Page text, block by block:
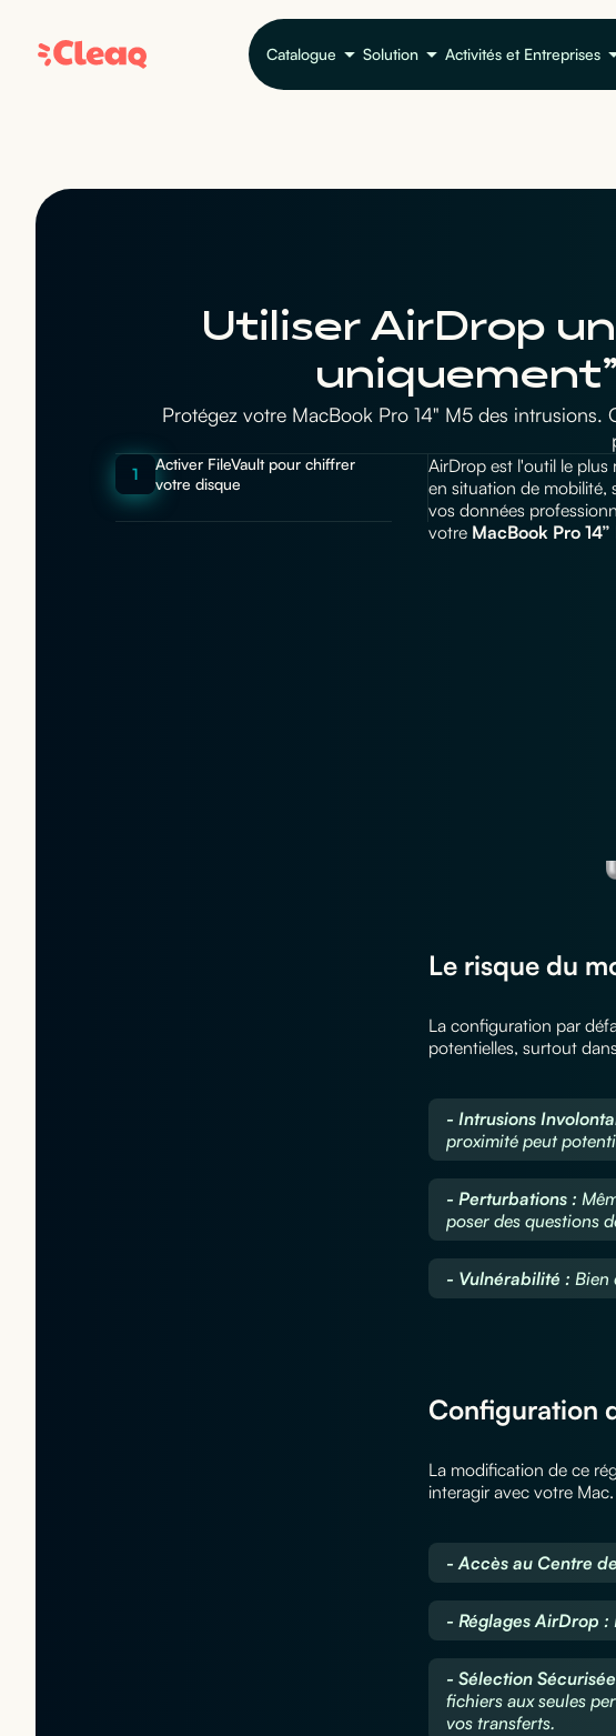
Catalogue Solution Activités et Entreprises
Utiliser AirDrop
Protégez votre MacBook Pro 14" M5 des
1
Activer FileVault pour chiffrer
votre disque
AirDrop est l'outil le plus
en situation de mobilité,
vos données
votre MacBook Pro 14”
Le risque du
La configuration par
potentielles, surtout
- Intrusions
proximité peut
- Perturbations :
poser des questions
- Vulnérabilité : Bien
Configuration
La modification de ce
interagir avec votre Mac.
- Accès au Centre
- Réglages AirDrop :
- Sélection
fichiers aux seules
vos transferts.